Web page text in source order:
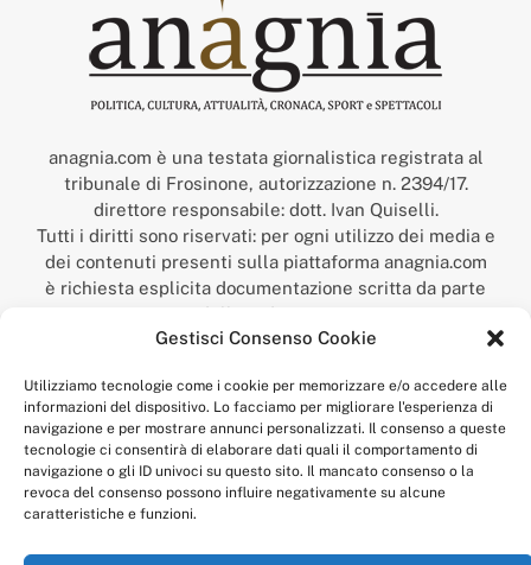
Gestisci Consenso Cookie
Utilizziamo tecnologie come i cookie per memorizzare e/o accedere alle
informazioni del dispositivo. Lo facciamo per migliorare l'esperienza di
navigazione e per mostrare annunci personalizzati. Il consenso a queste
tecnologie ci consentirà di elaborare dati quali il comportamento di
navigazione o gli ID univoci su questo sito. Il mancato consenso o la
revoca del consenso possono influire negativamente su alcune
caratteristiche e funzioni.
anagnia.com è una testata giornalistica registrata al
tribunale di Frosinone, autorizzazione n. 2394/17.
direttore responsabile: dott. Ivan Quiselli.
Tutti i diritti sono riservati: per ogni utilizzo dei media e
dei contenuti presenti sulla piattaforma anagnia.com
è richiesta esplicita documentazione scritta da parte
della redazione.
“Anagnia” è un marchio registrato presso l’Ufficio Italiano
Economico,
num. registrazione: 302017000014044 del 9 febbraio 2017.
Per contatti:redazione@anagnia.com